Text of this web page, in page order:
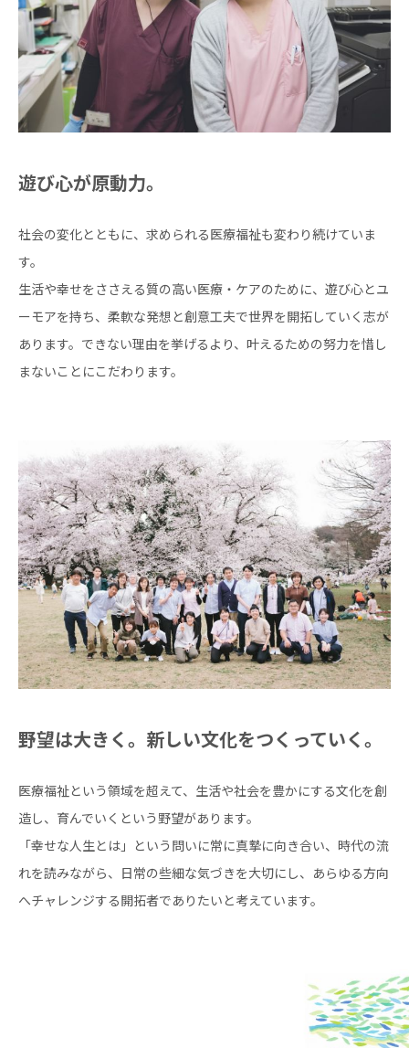
遊び心が原動力。
社会の変化とともに、求められる医療福祉も変わり続けていま
す。
生活や幸せをささえる質の高い医療・ケアのために、遊び心とユ
ーモアを持ち、柔軟な発想と創意工夫で世界を開拓していく志が
あります。できない理由を挙げるより、叶えるための努力を惜し
まないことにこだわります。
野望は大きく。新しい文化をつくっていく。
医療福祉という領域を超えて、生活や社会を豊かにする文化を創
造し、育んでいくという野望があります。
「幸せな人生とは」という問いに常に真摯に向き合い、時代の流
れを読みながら、日常の些細な気づきを大切にし、あらゆる方向
へチャレンジする開拓者でありたいと考えています。